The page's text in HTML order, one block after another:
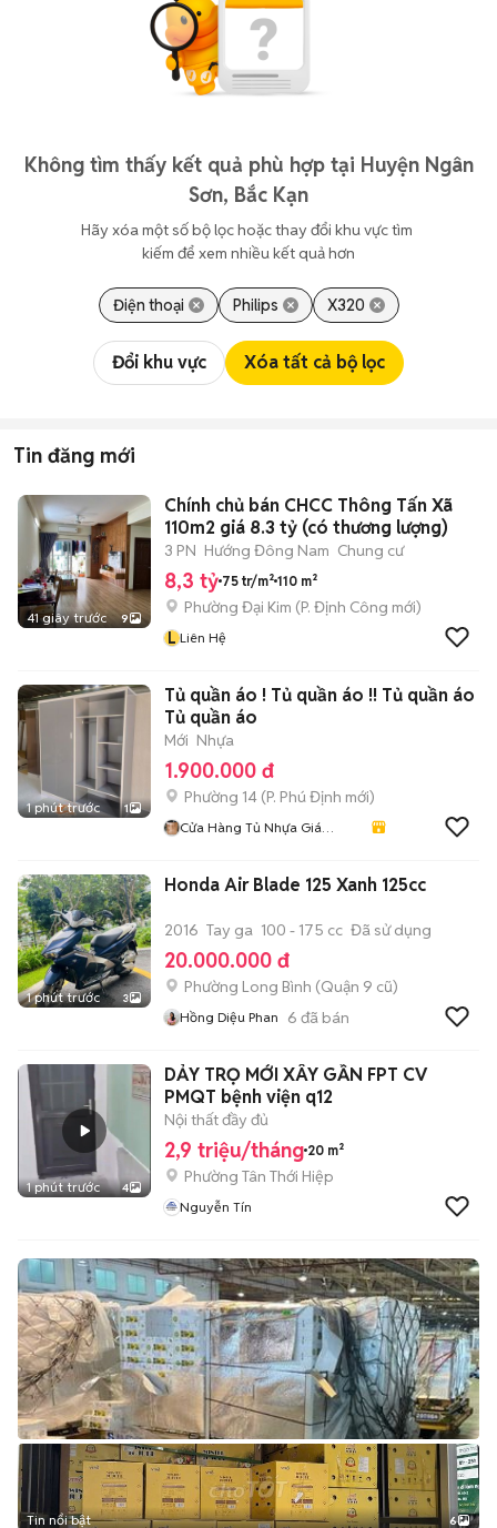
Không tìm thấy kết quả phù hợp tại Huyện Ngân
Sơn, Bắc Kạn
Hãy xóa một số bộ lọc hoặc thay đổi khu vực tìm
kiếm để xem nhiều kết quả hơn
Điện thoại Philips X320
Đổi khu vực Xóa tất cả bộ lọc
Tin đăng mới
41 giây trước 9
Chính chủ bán CHCC Thông Tấn Xã
110m2 giá 8.3 tỷ (có thương lượng)
3 PN Hướng Đông Nam Chung cư
8,3 tỷ 75 tr/m² 110 m²
Phường Đại Kim (P. Định Công mới)
L Liên Hệ
1 phút trước 1
Tủ quần áo ! Tủ quần áo !! Tủ quần áo
Tủ quần áo
Mới Nhựa
1.900.000 đ
Phường 14 (P. Phú Định mới)
Cửa Hàng Tủ Nhựa Giá
1 phút trước 3
Honda Air Blade 125 Xanh 125cc
2016 Tay ga 100 - 175 cc Đã sử dụng
20.000.000 đ
Phường Long Bình (Quận 9 cũ)
Hồng Diệu Phan 6 đã bán
1 phút trước 4
DẢY TRỌ MỚI XÂY GẦN FPT CV
PMQT bệnh viện q12
Nội thất đầy đủ
2,9 triệu/tháng 20 m²
Phường Tân Thới Hiệp
Nguyễn Tín
Tin nổi bật 6